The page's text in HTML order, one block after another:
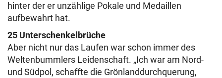
hinter der er unzählige Pokale und Medaillen
aufbewahrt hat.
25 Unterschenkelbrüche
Aber nicht nur das Laufen war schon immer des
Weltenbummlers Leidenschaft. „Ich war am Nord-
und Südpol, schaffte die Grönlanddurchquerung,